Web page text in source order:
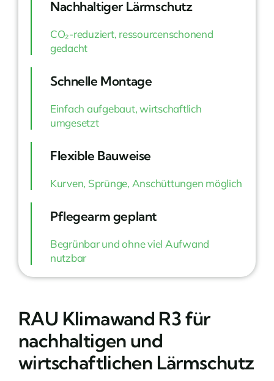
Nachhaltiger Lärmschutz
CO₂-reduziert, ressourcenschonend
gedacht
Schnelle Montage
Einfach aufgebaut, wirtschaftlich
umgesetzt
Flexible Bauweise
Kurven, Sprünge, Anschüttungen möglich
Pflegearm geplant
Begrünbar und ohne viel Aufwand
nutzbar
RAU Klimawand R3 für
nachhaltigen und
wirtschaftlichen Lärmschutz